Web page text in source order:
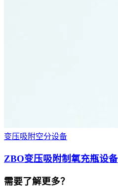
变压吸附空分设备
ZBO变压吸附制氧充瓶设备
需要了解更多？